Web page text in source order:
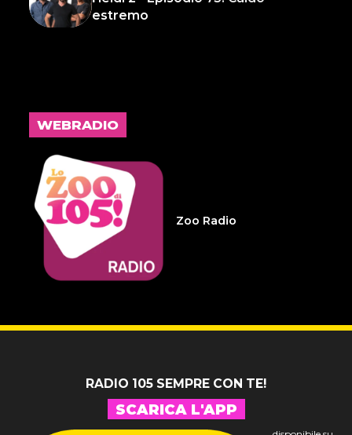
estremo
frammenti d'anima 32
14 LUGLIO 2026
Infameria Telefonica -
Sospensione patente
WEBRADIO
Zoo Radio
RADIO 105 SEMPRE CON TE!
SCARICA L'APP